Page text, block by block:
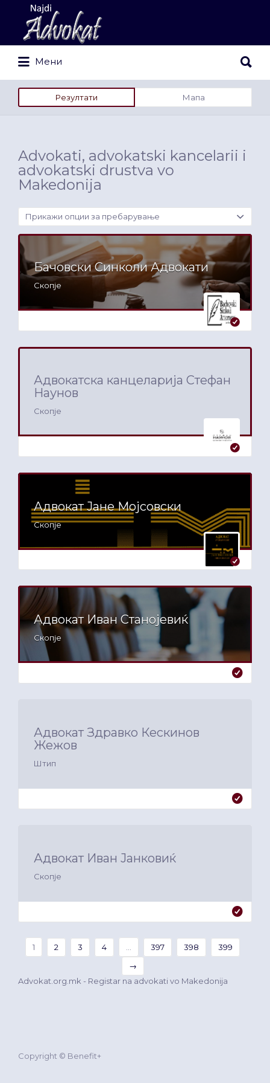
Search
for:
Мени
for:
Резултати Мапа
Advokati, advokatski kancelarii i
advokatski drustva vo
Makedonija
Прикажи опции за пребарување
Бачовски Синколи Адвокати
Скопје
Адвокатска канцеларија Стефан
Наунов
Скопје
Адвокат Јане Мојсовски
Скопје
Адвокат Иван Станојевиќ
Скопје
Адвокат Здравко Кескинов
Жежов
Штип
Адвокат Иван Јанковиќ
Скопје
1 2 3 4 397 398
399
→
Advokat.org.mk - Registar na advokati vo Makedonija
Copyright © Benefit+